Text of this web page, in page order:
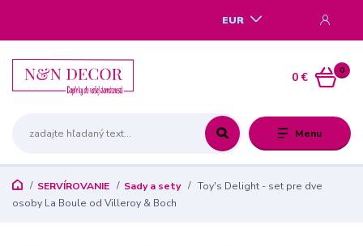
Menu
EUR
0
0 €
SERVÍROVANIE Sady a sety
Toy's Delight - set pre dve
osoby La Boule od Villeroy & Boch